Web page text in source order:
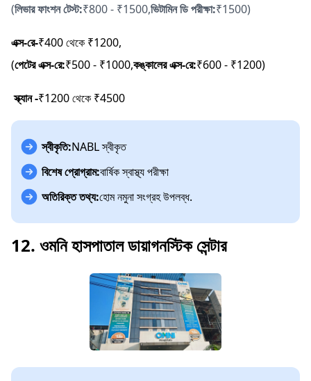
(লিভার ফাংশন টেস্ট:₹800 - ₹1500,ভিটামিন ডি পরীক্ষা:₹1500)
এক্স-রে-₹400 থেকে ₹1200,
(পেটের এক্স-রে:₹500 - ₹1000,কঙ্কালের এক্স-রে:₹600 - ₹1200)
স্ক্যান -₹1200 থেকে ₹4500
স্বীকৃতি:NABL স্বীকৃত
বিশেষ প্রোগ্রাম:বার্ষিক স্বাস্থ্য পরীক্ষা
অতিরিক্ত তথ্য:হোম নমুনা সংগ্রহ উপলব্ধ.
12. ওমনি হাসপাতাল ডায়াগনস্টিক সেন্টার